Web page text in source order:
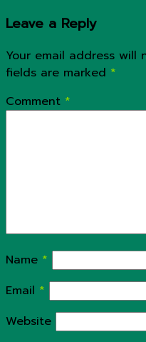
Leave a Reply
Your email address will
fields are marked *
Comment *
Name *
Email *
Website